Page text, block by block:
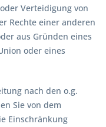
Verteidigung von
Rechte einer anderen
aus Gründen eines
oder eines
nach den o.g.
Sie von dem
Einschränkung